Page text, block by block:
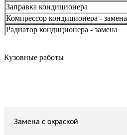
Заправка кондиционера
Компрессор кондиционера - замена
Радиатор кондиционера - замена
Кузовные работы
Замена с окраской